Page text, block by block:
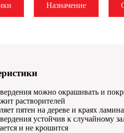
Назначение
можно окрашивать и
растворителей
пятен на дереве и краях
устойчив к случайному
и не крошится